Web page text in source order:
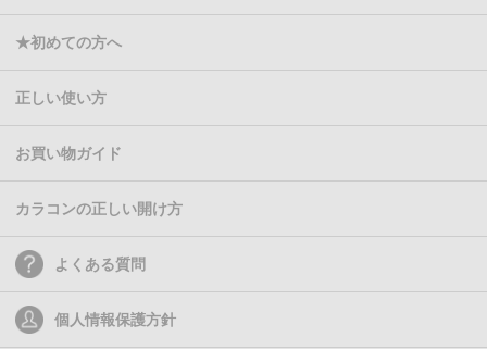
★初めての方へ
正しい使い方
お買い物ガイド
カラコンの正しい開け方
よくある質問
個人情報保護方針